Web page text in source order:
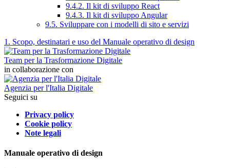
9.4.2. Il kit di sviluppo React
9.4.3. Il kit di sviluppo Angular
9.5. Sviluppare con i modelli di sito e servizi
1. Scopo, destinatari e uso del Manuale operativo di design
Team per la Trasformazione Digitale
in collaborazione con
Agenzia per l'Italia Digitale
Seguici su
Privacy policy
Cookie policy
Note legali
Manuale operativo di design